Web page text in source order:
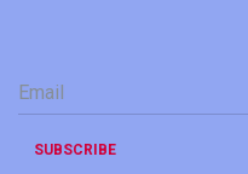
Email
*
SUBSCRIBE